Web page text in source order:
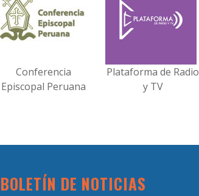
Conferencia
Episcopal Peruana
Plataforma de Radio
y TV
BOLETÍN DE NOTICIAS